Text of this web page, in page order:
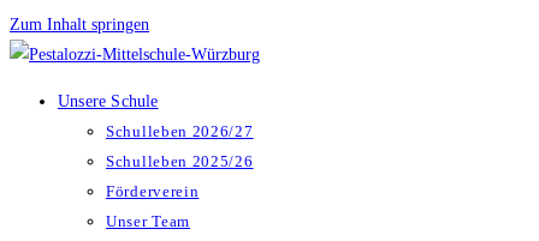
Zum Inhalt springen
Unsere Schule
Schulleben 2026/27
Schulleben 2025/26
Förderverein
Unser Team